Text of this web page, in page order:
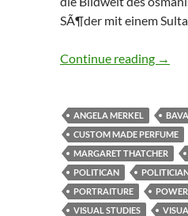
SÃ¶der mit einem
Continue reading →
ANGELA MERKEL
CUSTOM MADE PERFUME
MARGARET THATCHER
POLITICAN
PORTRAITURE
POWER
VISUAL STUDIES